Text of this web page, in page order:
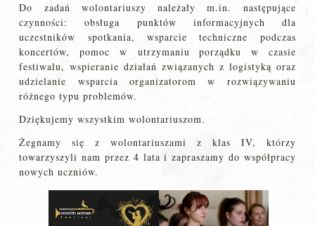
Do zadań wolontariuszy należały m.in. następujące
czynności: obsługa punktów informacyjnych dla
uczestników spotkania, wsparcie techniczne podczas
koncertów, pomoc w utrzymaniu porządku w czasie
festiwalu, wspieranie działań związanych z logistyką oraz
udzielanie wsparcia organizatorom w rozwiązywaniu
różnego typu problemów.
Dziękujemy wszystkim wolontariuszom.
Żegnamy się z wolontariuszami z klas IV, którzy
towarzyszyli nam przez 4 lata i zapraszamy do współpracy
nowych uczniów.